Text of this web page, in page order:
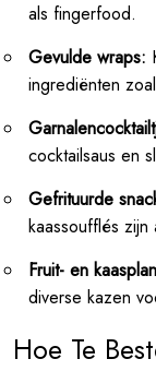
als fingerfood.
Gevulde wraps:
ingrediënten
cocktailsaus en
Gefrituurde
kaassoufflés
Fruit- en
diverse kazen
Hoe Te